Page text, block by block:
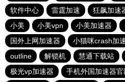
软件中心
雷霆加速 狂飙加速
小美
小美vpn 小美加速器
国外上网加速器
小猫咪crash加
outline
解锁机 慧通下载站
极光vp加速器
手机外国加速器官